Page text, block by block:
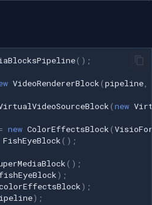
();
VideoRendererBlock (pipeline
(new
new ColorEffectsBlock (
FishEyeBlock ();
();
);
);
);